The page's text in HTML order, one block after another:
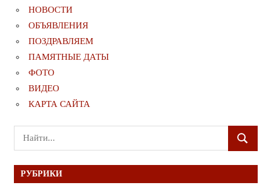
НОВОСТИ
ОБЪЯВЛЕНИЯ
ПОЗДРАВЛЯЕМ
ПАМЯТНЫЕ ДАТЫ
ФОТО
ВИДЕО
КАРТА САЙТА
Поиск
для:
ПОИСК
РУБРИКИ